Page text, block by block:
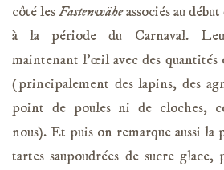
côté lesFastenwäheassociés au
à la période du Carnaval.
maintenant l’œil avec des quantités
(principalement des lapins, des
point de poules ni de cloches,
nous). Et puis on remarque aussi la
tartes saupoudrées de sucre glace,